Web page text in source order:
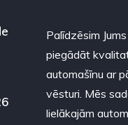
Palīdzēsim
piegādāt
automašīnu ar
vēsturi. Mēs
lielākajām